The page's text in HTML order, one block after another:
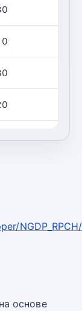
основе